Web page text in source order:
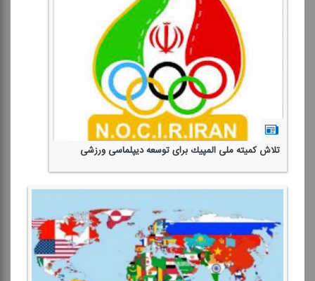
تلاش كمیته ملی المپیك برای توسعه دیپلماسی ورزشی